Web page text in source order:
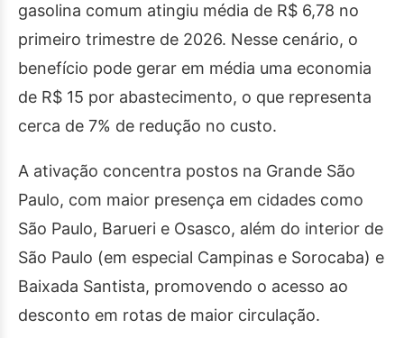
gasolina comum atingiu média de R$ 6,78 no
primeiro trimestre de 2026. Nesse cenário, o
benefício pode gerar em média uma economia
de R$ 15 por abastecimento, o que representa
cerca de 7% de redução no custo.
A ativação concentra postos na Grande São
Paulo, com maior presença em cidades como
São Paulo, Barueri e Osasco, além do interior de
São Paulo (em especial Campinas e Sorocaba) e
Baixada Santista, promovendo o acesso ao
desconto em rotas de maior circulação.